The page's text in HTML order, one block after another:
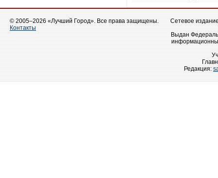
© 2005–2026 «Лучший Город». Все права защищены.
Контакты
Сетевое
Выдан
Редакция: